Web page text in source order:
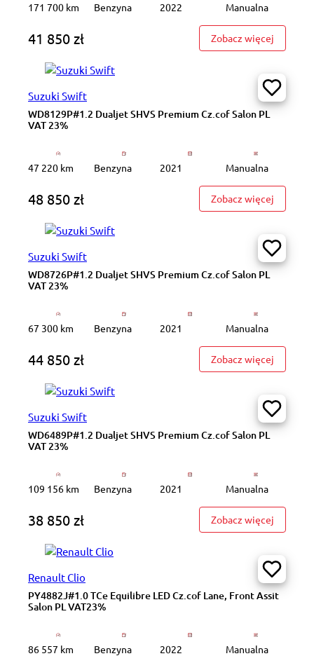
171 700 km Benzyna 2022 Manualna
41 850 zł Zobacz więcej
Suzuki Swift
WD8129P#1.2 Dualjet SHVS Premium Cz.cof Salon PL
VAT 23%
47 220 km Benzyna 2021 Manualna
48 850 zł Zobacz więcej
Suzuki Swift
WD8726P#1.2 Dualjet SHVS Premium Cz.cof Salon PL
VAT 23%
67 300 km Benzyna 2021 Manualna
44 850 zł Zobacz więcej
Suzuki Swift
WD6489P#1.2 Dualjet SHVS Premium Cz.cof Salon PL
VAT 23%
109 156 km Benzyna 2021 Manualna
38 850 zł Zobacz więcej
Renault Clio
PY4882J#1.0 TCe Equilibre LED Cz.cof Lane, Front Assit
Salon PL VAT23%
86 557 km Benzyna 2022 Manualna